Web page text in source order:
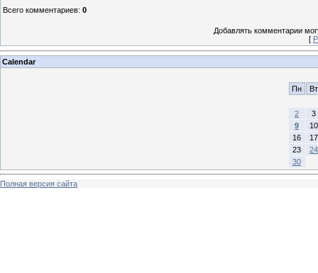
Всего комментариев: 0
Добавлять комментарии
[
Calendar
Пн Вт
2
3
9
10
16
17
23
24
30
Полная версия сайта